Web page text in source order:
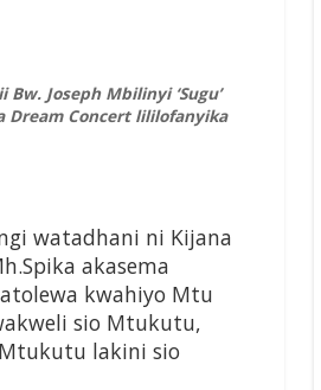
Joseph Mbilinyi ‘Sugu’
Dream Concert lililofanyika
watadhani ni Kijana
akasema
kwahiyo Mtu
sio Mtukutu,
lakini sio